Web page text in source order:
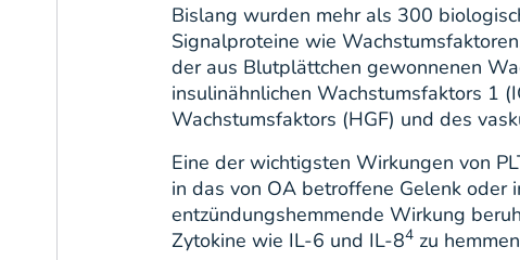
Bislang wurden mehr als 300
Signalproteine wie
der aus Blutplättchen gewonnenen
insulinähnlichen Wachstumsfaktors 1
Wachstumsfaktors (HGF) und des
Eine der wichtigsten Wirkungen von
in das von OA betroffene Gelenk oder
entzündungshemmende Wirkung
Zytokine wie IL-6 und IL-84 zu